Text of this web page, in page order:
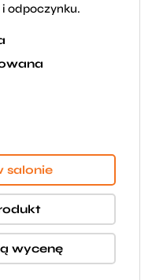
odpoczynku.
salonie
wycenę